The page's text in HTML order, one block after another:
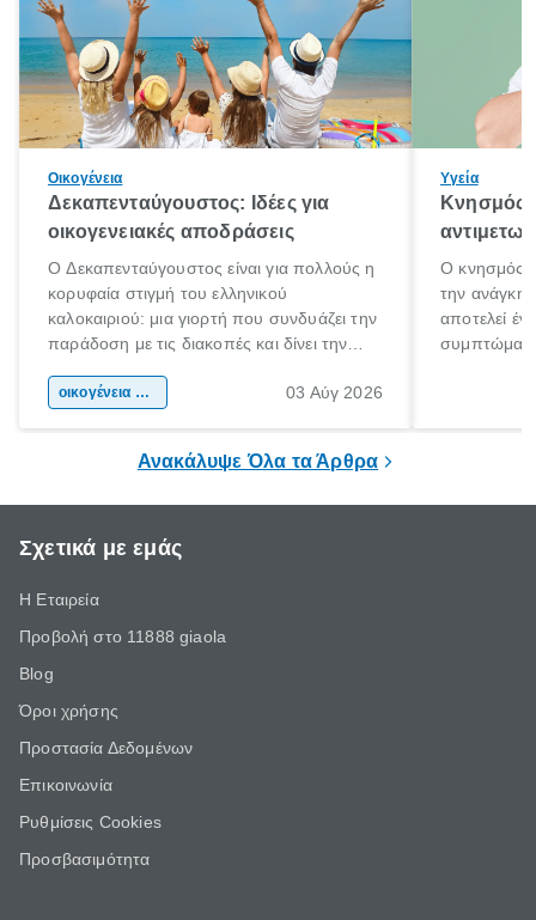
Οικογένεια
Δεκαπενταύγουστος: Ιδέες για
οικογενειακές αποδράσεις
Ο Δεκαπενταύγουστος είναι για πολλούς η
κορυφαία στιγμή του ελληνικού
καλοκαιριού: μια γιορτή που συνδυάζει την
παράδοση με τις διακοπές και δίνει την
χώρας. Είτε πρόκειται για λίγες μέρες
οικογένεια & παιδί 03 Αύγ 2026
Υγεία
Κνησμός:
Ο κνησμός
την ανάγκη
αποτελεί
Ανακάλυψε Όλα τα Άρθρα
Σχετικά με εμάς
Η Εταιρεία
Προβολή στο 11888 giaola
Blog
Όροι χρήσης
Προστασία Δεδομένων
Επικοινωνία
Ρυθμίσεις Cookies
Προσβασιμότητα